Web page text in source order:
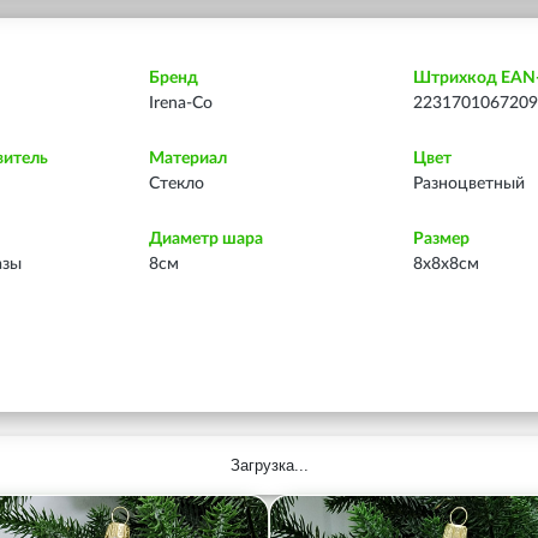
Бренд
Irena-Co
Штрихкод
2231701067209
Материал
Стекло
Цвет
Разноцветный
Диаметр шара
8см
Размер
8х8х8см
Загрузка...